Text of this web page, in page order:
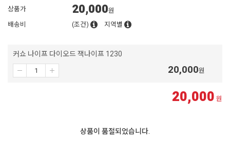
상품가 20,000원
배송비
(조건) 지역별
커쇼 나이프 다이오드 잭나이프 1230
20,000원
20,000 원
상품이 품절되었습니다.